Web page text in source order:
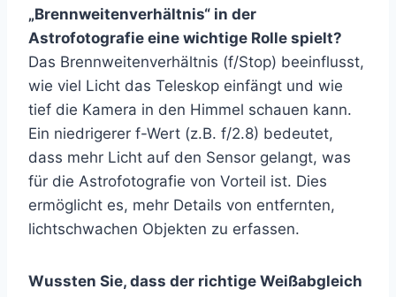
„Brennweitenverhältnis“ in der
Astrofotografie eine wichtige Rolle spielt?
Das Brennweitenverhältnis (f/Stop) beeinflusst,
wie viel Licht das Teleskop einfängt und wie
tief die Kamera in den Himmel schauen kann.
Ein niedrigerer f-Wert (z.B. f/2.8) bedeutet,
dass mehr Licht auf den Sensor gelangt, was
für die Astrofotografie von Vorteil ist. Dies
ermöglicht es, mehr Details von entfernten,
lichtschwachen Objekten zu erfassen.
Wussten Sie, dass der richtige Weißabgleich